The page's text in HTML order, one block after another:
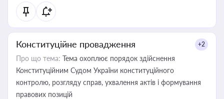
Конституційне провадження +2
Про що тема: Тема охоплює порядок здійснення
Конституційним Судом України конституційного
контролю, розгляду справ, ухвалення актів і формування
правових позицій